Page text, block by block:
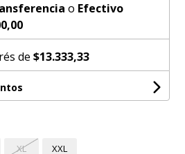
o Efectivo
de$13.333,33
XL XXL